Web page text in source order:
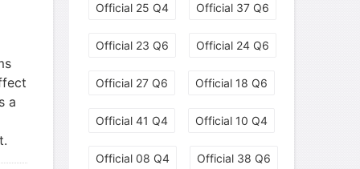
a
Official 25 Q4 Official 37 Q6
Official 23 Q6 Official 24 Q6
Official 27 Q6 Official 18 Q6
Official 41 Q4 Official 10 Q4
Official 08 Q4 Official 38 Q6
发表了一个提问 去解答>>